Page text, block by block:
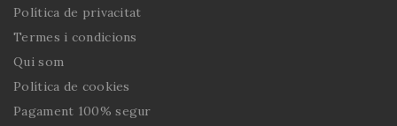
Política de privacitat
Termes i condicions
Qui som
Política de cookies
Pagament 100% segur